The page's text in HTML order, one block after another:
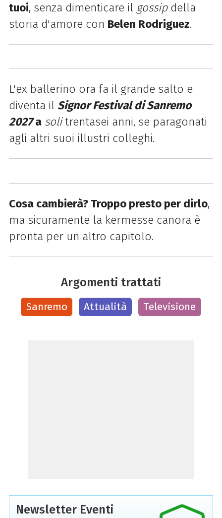
tuoi, senza dimenticare il gossipdella
storia d'amore con Belen Rodriguez.
L'ex ballerino ora fa il grande salto e
diventa il Signor Festival di Sanremo
2027a solitrentasei anni, se paragonati
agli altri suoi illustri colleghi.
Cosa cambierà? Troppo presto per dirlo,
ma sicuramente la kermesse canora è
pronta per un altro capitolo.
Argomenti trattati
Sanremo Attualità Televisione
Newsletter Eventi